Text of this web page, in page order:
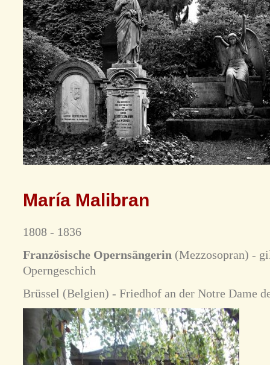
María Malibran
1808 - 1836
Französische Opernsängerin (Mezzosopran) -
Operngeschich
Brüssel (Belgien) - Friedhof an der Notre Dame